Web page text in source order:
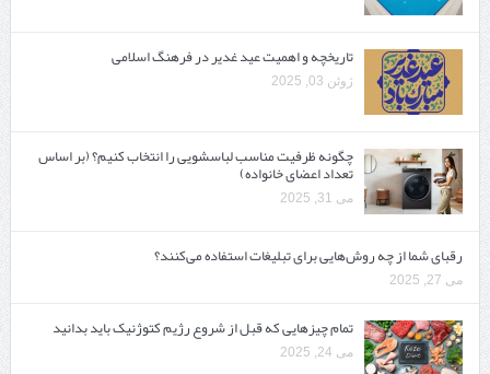
تاریخچه و اهمیت عید غدیر در فرهنگ اسلامی
ژوئن 03, 2025
چگونه ظرفیت مناسب لباسشویی را انتخاب کنیم؟ (بر اساس
تعداد اعضای خانواده)
می 31, 2025
رقبای شما از چه روش‌هایی برای تبلیغات استفاده می‌کنند؟
می 27, 2025
تمام چیزهایی که قبل از شروع رژیم کتوژنیک باید بدانید‎
می 24, 2025